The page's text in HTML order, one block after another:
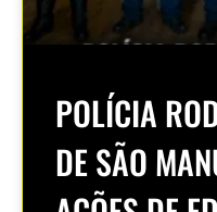
POLÍCIA
DE SÃO